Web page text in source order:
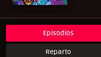
Episodios
Reparto